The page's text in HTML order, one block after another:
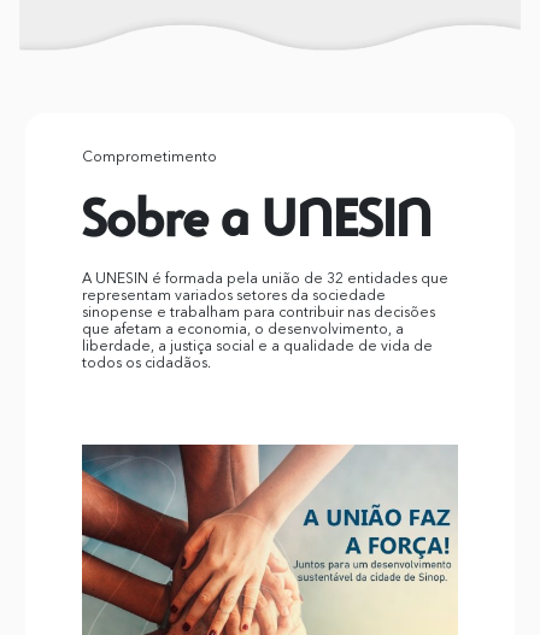
Comprometimento
Sobre a UNESIN
A UNESIN é formada pela união de 32 entidades que
representam variados setores da sociedade
sinopense e trabalham para contribuir nas decisões
que afetam a economia, o desenvolvimento, a
liberdade, a justiça social e a qualidade de vida de
todos os cidadãos.